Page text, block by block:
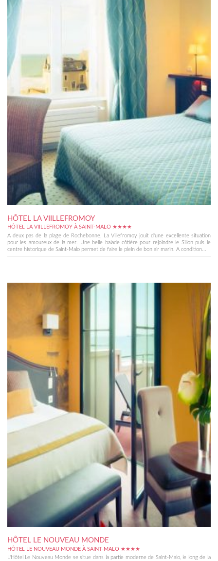
HÔTEL LA VIILLEFROMOY
HÔTEL LA VIILLEFROMOY À SAINT-MALO ★★★★
A deux pas de la plage de Rochebonne, La Villefromoy jouit d'une excellente situation
pour les amoureux de la mer. Une belle balade côtière pour rejoindre le Sillon puis le
centre historique de Saint-Malo permet de faire le plein de bon air marin. A condition...
HÔTEL LE NOUVEAU MONDE
HÔTEL LE NOUVEAU MONDE À SAINT-MALO ★★★★
L'Hôtel Le Nouveau Monde se situe dans la partie moderne de Saint-Malo, le long de la